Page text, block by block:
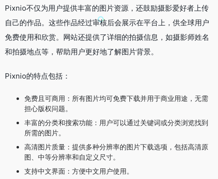
Pixnio不仅为用户提供丰富的图片资源，还鼓励摄影爱好者上传
自己的作品。这些作品经过审核后会展示在平台上，供全球用户
免费使用和欣赏。网站还提供了详细的拍摄信息，如摄影师姓名
和拍摄地点等，帮助用户更好地了解图片背景。
Pixnio的特点包括：
免费且可商用：所有图片均可免费下载并用于商业用途，无需
担心版权问题。
丰富的分类和搜索功能：用户可以通过关键词或分类浏览找到
所需的图片。
高清图片质量：提供多种分辨率的图片下载选项，包括高清原
图、中等分辨率和自定义尺寸。
支持中文界面：方便中文用户使用。